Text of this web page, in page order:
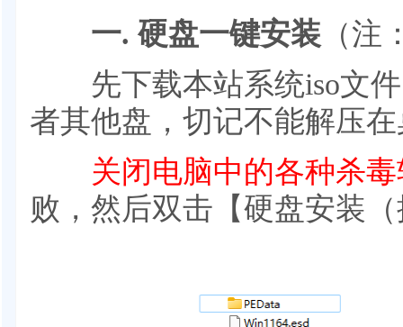
一. 硬盘一键安装 （注
先下载本站系统iso文件
者其他盘，切记不能解压
关闭电脑中的各种杀
败，然后双击【硬盘安装